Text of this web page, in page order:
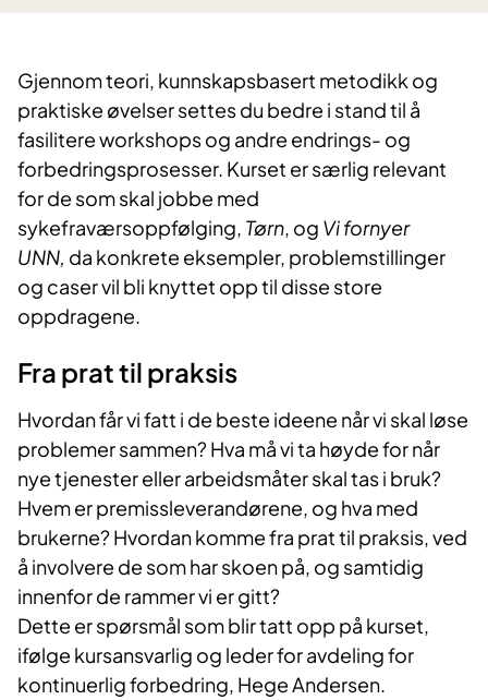
Gjennom teori, kunnskapsbasert metodikk og
praktiske øvelser settes du bedre i stand til å
fasilitere workshops og andre endrings- og
forbedringsprosesser. Kurset er særlig relevant
for de som skal jobbe med
sykefraværsoppfølging, Tørn, og Vi fornyer
UNN, da konkrete eksempler, problemstillinger
og caser vil bli knyttet opp til disse store
oppdragene.
Fra prat til praksis
Hvordan får vi fatt i de beste ideene når vi skal løse
problemer sammen? Hva må vi ta høyde for når
nye tjenester eller arbeidsmåter skal tas i bruk?
Hvem er premissleverandørene, og hva med
brukerne? Hvordan komme fra prat til praksis, ved
å involvere de som har skoen på, og samtidig
innenfor de rammer vi er gitt?
Dette er spørsmål som blir tatt opp på kurset,
ifølge kursansvarlig og leder for avdeling for
kontinuerlig forbedring, Hege Andersen.